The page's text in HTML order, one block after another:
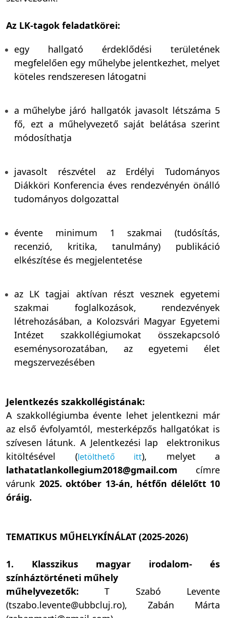
Az LK-tagok feladatkörei:
egy hallgató érdeklődési területének
megfelelően egy műhelybe jelentkezhet, melyet
köteles rendszeresen látogatni
a műhelybe járó hallgatók javasolt létszáma 5
fő, ezt a műhelyvezető saját belátása szerint
módosíthatja
javasolt részvétel az Erdélyi Tudományos
Diákköri Konferencia éves rendezvényén önálló
tudományos dolgozattal
évente minimum 1 szakmai (tudósítás,
recenzió, kritika, tanulmány) publikáció
elkészítése és megjelentetése
az LK tagjai aktívan részt vesznek egyetemi
szakmai foglalkozások, rendezvények
létrehozásában, a Kolozsvári Magyar Egyetemi
Intézet szakkollégiumokat összekapcsoló
eseménysorozatában, az egyetemi élet
megszervezésében
Jelentkezés szakkollégistának:
A szakkollégiumba évente lehet jelentkezni már
az első évfolyamtól, mesterképzős hallgatókat is
szívesen látunk. A Jelentkezési lap elektronikus
kitöltésével (letölthető itt), melyet a
lathatatlankollegium2018@gmail.com címre
várunk 2025. október 13-án, hétfőn délelőtt 10
óráig.
TEMATIKUS MŰHELYKÍNÁLAT (2025-2026)
1. Klasszikus magyar irodalom- és
színháztörténeti műhely
műhelyvezetők: T Szabó Levente
(tszabo.levente@ubbcluj.ro), Zabán Márta